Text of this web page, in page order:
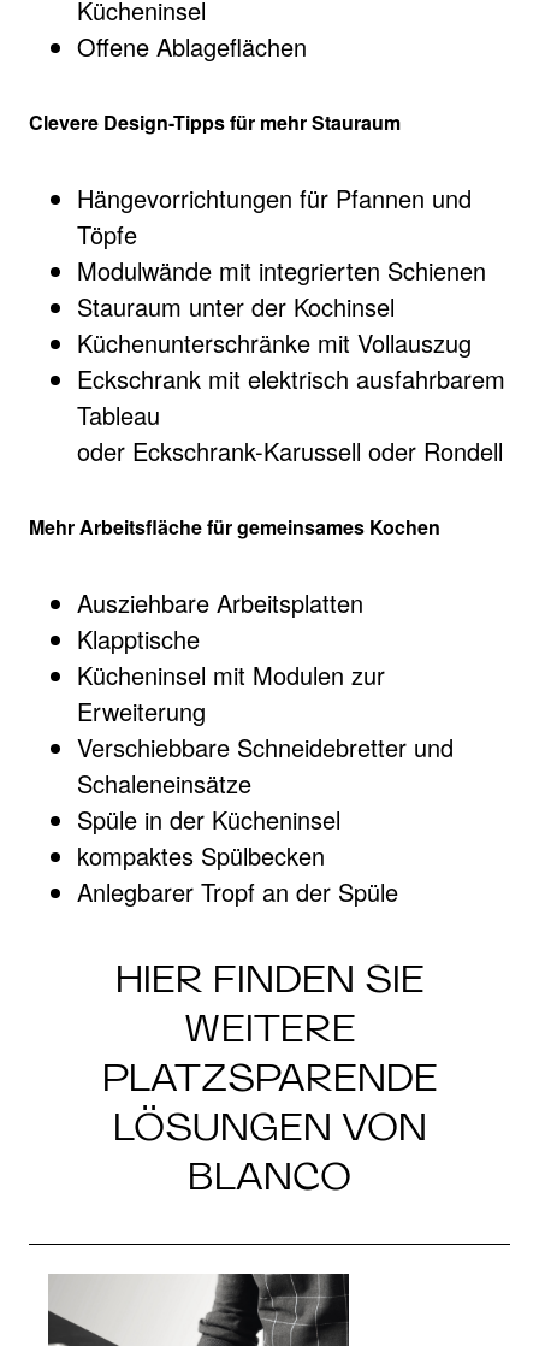
Kücheninsel
Offene Ablageflächen
Clevere Design-Tipps für mehr Stauraum
Hängevorrichtungen für Pfannen und
Töpfe
Modulwände mit integrierten Schienen
Stauraum unter der Kochinsel
Küchenunterschränke mit Vollauszug
Eckschrank mit elektrisch ausfahrbarem
Tableau
oder Eckschrank-Karussell oder Rondell
Mehr Arbeitsfläche für gemeinsames Kochen
Ausziehbare Arbeitsplatten
Klapptische
Kücheninsel mit Modulen zur
Erweiterung
Verschiebbare Schneidebretter und
Schaleneinsätze
Spüle in der Kücheninsel
kompaktes Spülbecken
Anlegbarer Tropf an der Spüle
HIER FINDEN SIE
WEITERE
PLATZSPARENDE
LÖSUNGEN VON
BLANCO